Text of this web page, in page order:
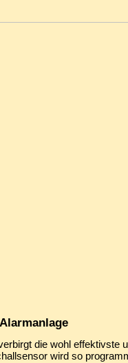
die wohl effektivste
wird so